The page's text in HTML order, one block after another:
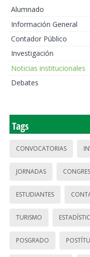
Alumnado
Información General
Contador Público
Investigación
Noticias institucionales
Debates
Tags
CONVOCATORIAS
JORNADAS
ESTUDIANTES
TURISMO
POSGRADO